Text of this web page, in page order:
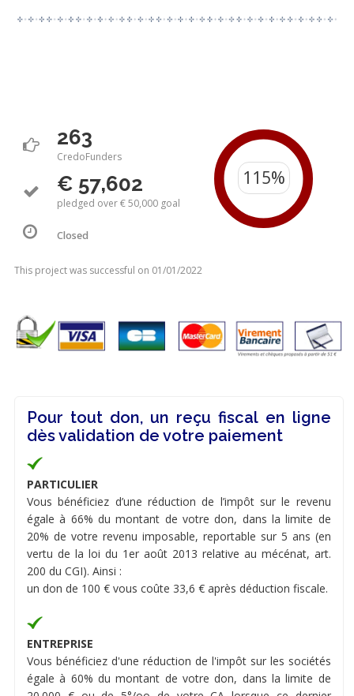
263
CredoFunders
€ 57,602
pledged over € 50,000 goal
Closed
This project was successful on 01/01/2022
Pour tout don, un reçu fiscal en ligne
dès validation de votre paiement
PARTICULIER
Vous bénéficiez d’une réduction de l’impôt sur le revenu
égale à 66% du montant de votre don, dans la limite de
20% de votre revenu imposable, reportable sur 5 ans (en
vertu de la loi du 1er août 2013 relative au mécénat, art.
200 du CGI). Ainsi :
un don de 100 € vous coûte 33,6 € après déduction fiscale.
ENTREPRISE
Vous bénéficiez d'une réduction de l'impôt sur les sociétés
égale à 60% du montant de votre don, dans la limite de